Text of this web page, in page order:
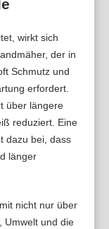
wirkt sich
der in
Schmutz und
erfordert.
über längere
reduziert. Eine
dazu bei, dass
länger
nicht nur über
Umwelt und die